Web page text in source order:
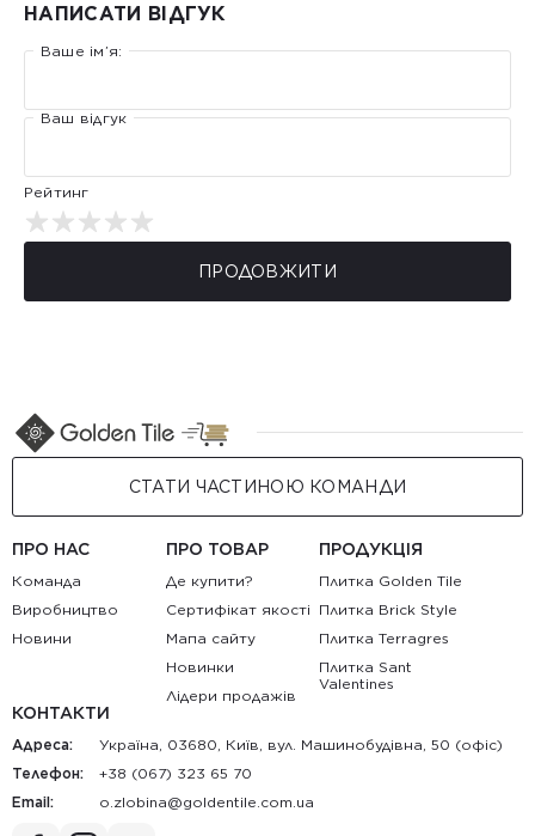
НАПИСАТИ ВІДГУК
Ваше ім’я:
Ваш відгук
Рейтинг
ПРОДОВЖИТИ
СТАТИ ЧАСТИНОЮ КОМАНДИ
ПРО НАС
Команда
Виробництво
Новини
ПРО ТОВАР
Де купити?
Сертифікат якості
Мапа сайту
Новинки
Лідери продажів
ПРОДУКЦІЯ
Плитка Golden Tile
Плитка Brick Style
Плитка Terragres
Плитка Sant
Valentines
КОНТАКТИ
Адреса:
Україна, 03680, Київ, вул. Машинобудівна, 50 (офіс)
Телефон:
+38 (067) 323 65 70
Email:
au.moc.elitnedlog@anibolz.o